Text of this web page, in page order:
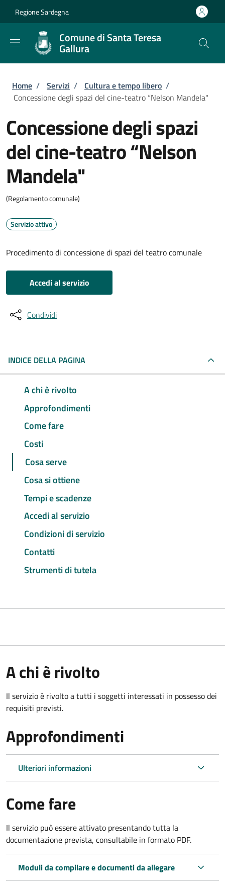
Regione Sardegna
Comune di Santa Teresa
Gallura
Briciole di pane
Home / Servizi / Cultura e tempo libero /
Concessione degli spazi del cine-teatro “Nelson Mandela"
Concessione degli spazi
del cine-teatro “Nelson
Mandela"
(Regolamento comunale)
Servizio attivo
Procedimento di concessione di spazi del teatro comunale
Accedi al servizio
Condividi
INDICE DELLA PAGINA
A chi è rivolto
Approfondimenti
Come fare
Costi
Cosa serve
Cosa si ottiene
Tempi e scadenze
Accedi al servizio
Condizioni di servizio
Contatti
Strumenti di tutela
A chi è rivolto
Il servizio è rivolto a tutti i soggetti interessati in possesso dei
requisiti previsti.
Approfondimenti
Ulteriori informazioni
Come fare
Il servizio può essere attivato presentando tutta la
documentazione prevista, consultabile in formato PDF.
Moduli da compilare e documenti da allegare